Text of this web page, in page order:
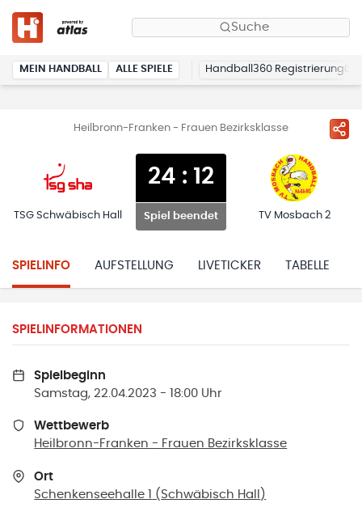
Suche
MEIN HANDBALL ALLE SPIELE Handball360 Registrierung
Heilbronn-Franken - Frauen Bezirksklasse
TSG Schwäbisch Hall
24 : 12
Spiel beendet TV Mosbach 2
SPIELINFO AUFSTELLUNG LIVETICKER TABELLE
SPIELINFORMATIONEN
Spielbeginn
Samstag, 22.04.2023 - 18:00 Uhr
Wettbewerb
Heilbronn-Franken - Frauen Bezirksklasse
Ort
Schenkenseehalle 1
( Schwäbisch Hall )